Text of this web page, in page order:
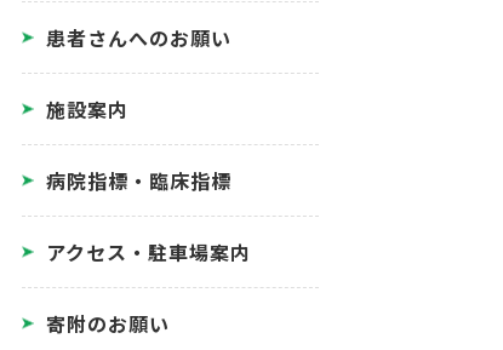
患者さんへのお願い
施設案内
病院指標・臨床指標
アクセス・駐車場案内
寄附のお願い